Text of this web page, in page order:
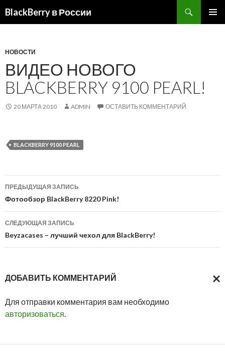
BlackBerry в России
НОВОСТИ
ВИДЕО НОВОГО
BLACKBERRY 9100 PEARL!
20 МАРТА 2010 ADMIN ОСТАВИТЬ КОММЕНТАРИЙ
BLACKBERRY 9100 PEARL
Навигация
по
записям
ПРЕДЫДУЩАЯ ЗАПИСЬ
Фотообзор BlackBerry 8220 Pink!
СЛЕДУЮЩАЯ ЗАПИСЬ
Beyzacases – лучший чехол для BlackBerry!
ДОБАВИТЬ КОММЕНТАРИЙ
Для отправки комментария вам необходимо
авторизоваться.